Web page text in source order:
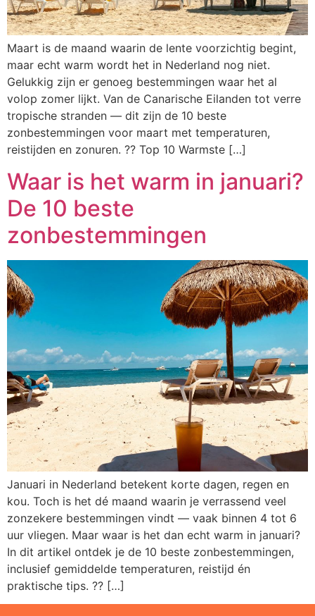
Maart is de maand waarin de lente voorzichtig begint,
maar echt warm wordt het in Nederland nog niet.
Gelukkig zijn er genoeg bestemmingen waar het al
volop zomer lijkt. Van de Canarische Eilanden tot verre
tropische stranden — dit zijn de 10 beste
zonbestemmingen voor maart met temperaturen,
reistijden en zonuren. ?? Top 10 Warmste […]
Waar is het warm in januari?
De 10 beste
zonbestemmingen
Januari in Nederland betekent korte dagen, regen en
kou. Toch is het dé maand waarin je verrassend veel
zonzekere bestemmingen vindt — vaak binnen 4 tot 6
uur vliegen. Maar waar is het dan echt warm in januari?
In dit artikel ontdek je de 10 beste zonbestemmingen,
inclusief gemiddelde temperaturen, reistijd én
praktische tips. ?? […]